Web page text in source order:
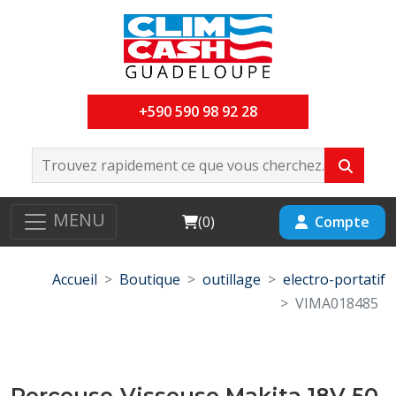
+590 590 98 92 28
MENU Cart
(0) Compte
Accueil Boutique outillage
electro-portatif
VIMA018485